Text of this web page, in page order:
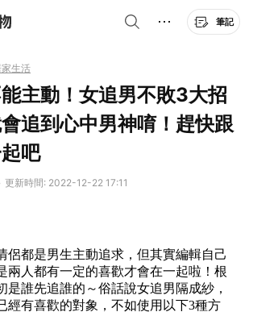
筆記
家生活
主動！女追男不敗3大招
追到心中男神唷！趕快跟
吧
更新時間: 2022-12-22 17:11
侶都是男生主動追求，但其實編輯自己
兩人都有一定的喜歡才會在一起啦！根
是誰先追誰的～俗話說女追男隔成紗，
經有喜歡的對象，不如使用以下3種方